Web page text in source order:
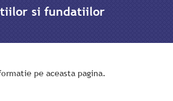
si fundatiilor
pe aceasta pagina.